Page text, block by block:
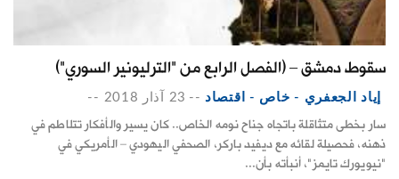
سقوط دمشق – (الفصل الرابع من "الترليونير السوري")
إياد الجعفري - خاص - اقتصاد -- 23 آذار 2018 --
سار بخطى متثاقلة باتجاه جناح نومه الخاص.. كان يسير والأفكار تتلاطم في
ذهنه، فحصيلة لقائه مع ديفيد باركر، الصحفي اليهودي – الأمريكي في
"نيويورك تايمز"، أنبأته بأن...